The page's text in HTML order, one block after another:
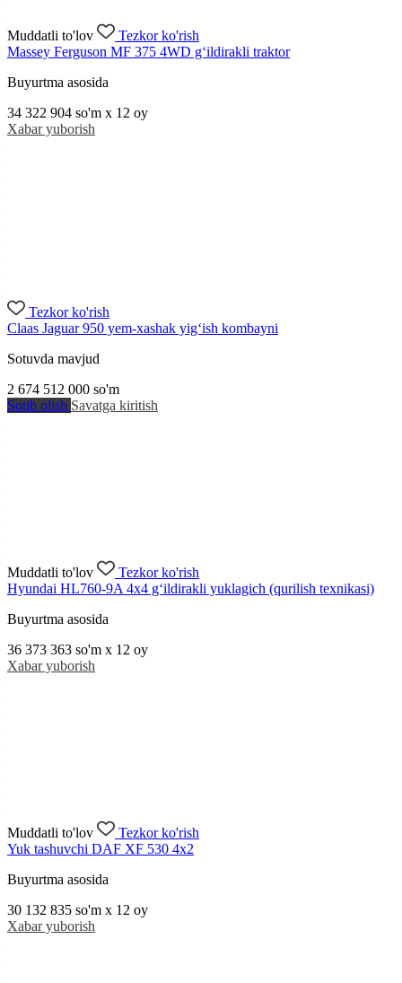
Muddatli to'lov
Tezkor ko'rish
Massey Ferguson MF 375 4WD g‘ildirakli traktor
Buyurtma asosida
34 322 904 so'm x 12 oy
Xabar yuborish
Tezkor ko'rish
Claas Jaguar 950 yem-xashak yig‘ish kombayni
Sotuvda mavjud
2 674 512 000 so'm
Sotib olish Savatga kiritish
Muddatli to'lov
Tezkor ko'rish
Hyundai HL760-9A 4x4 g‘ildirakli yuklagich (qurilish texnikasi)
Buyurtma asosida
36 373 363 so'm x 12 oy
Xabar yuborish
Muddatli to'lov
Tezkor ko'rish
Yuk tashuvchi DAF XF 530 4x2
Buyurtma asosida
30 132 835 so'm x 12 oy
Xabar yuborish